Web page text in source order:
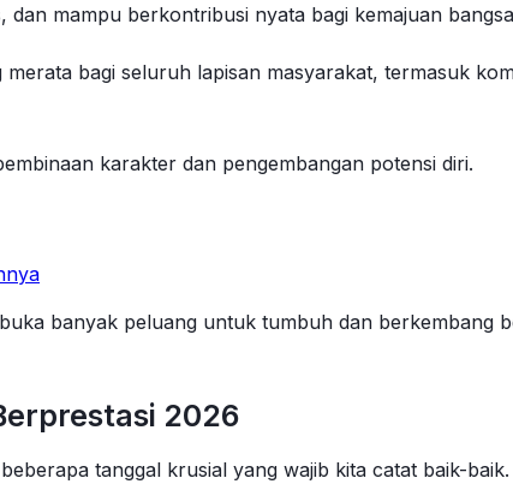
mampu berkontribusi nyata bagi kemajuan
bagi seluruh lapisan masyarakat, termasuk
karakter dan pengembangan potensi diri.
banyak peluang untuk tumbuh dan berkembang
2026
tanggal krusial yang wajib kita catat baik-